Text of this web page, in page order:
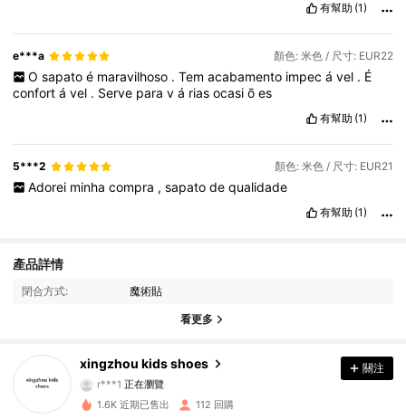
有幫助 (1)
e***a 顏色: 米色 / 尺寸: EUR22
O sapato é maravilhoso . Tem acabamento impec á vel . É
confortável . Serve paravá riasocasiões
有幫助 (1)
5***2 顏色: 米色 / 尺寸: EUR21
Adorei minha compra , sapato de qualidade
有幫助 (1)
產品詳情
閉合方式: 魔術貼
看更多
xingzhou kids shoes
r***1 正在瀏覽
59 追蹤者
關注
1.6K 近期已售出 112 回購